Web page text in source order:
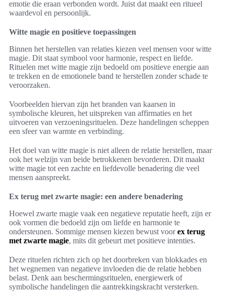
emotie die eraan verbonden wordt. Juist dat maakt een ritueel
waardevol en persoonlijk.
Witte magie en positieve toepassingen
Binnen het herstellen van relaties kiezen veel mensen voor witte
magie. Dit staat symbool voor harmonie, respect en liefde.
Rituelen met witte magie zijn bedoeld om positieve energie aan
te trekken en de emotionele band te herstellen zonder schade te
veroorzaken.
Voorbeelden hiervan zijn het branden van kaarsen in
symbolische kleuren, het uitspreken van affirmaties en het
uitvoeren van verzoeningsrituelen. Deze handelingen scheppen
een sfeer van warmte en verbinding.
Het doel van witte magie is niet alleen de relatie herstellen, maar
ook het welzijn van beide betrokkenen bevorderen. Dit maakt
witte magie tot een zachte en liefdevolle benadering die veel
mensen aanspreekt.
Ex terug met zwarte magie: een andere benadering
Hoewel zwarte magie vaak een negatieve reputatie heeft, zijn er
ook vormen die bedoeld zijn om liefde en harmonie te
ondersteunen. Sommige mensen kiezen bewust voorex terug
met zwarte magie, mits dit gebeurt met positieve intenties.
Deze rituelen richten zich op het doorbreken van blokkades en
het wegnemen van negatieve invloeden die de relatie hebben
belast. Denk aan beschermingsrituelen, energiewerk of
symbolische handelingen die aantrekkingskracht versterken.